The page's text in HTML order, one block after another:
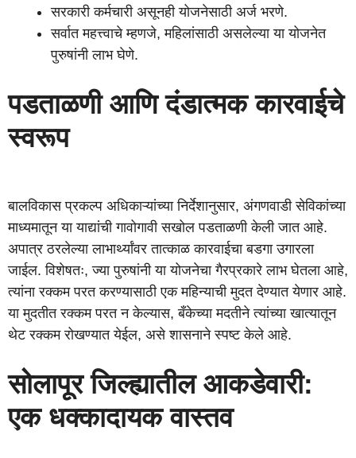
सरकारी कर्मचारी असूनही योजनेसाठी अर्ज भरणे.
सर्वात महत्त्वाचे म्हणजे, महिलांसाठी असलेल्या या योजनेत
पुरुषांनी लाभ घेणे.
पडताळणी आणि दंडात्मक कारवाईचे
स्वरूप
बालविकास प्रकल्प अधिकाऱ्यांच्या निर्देशानुसार, अंगणवाडी सेविकांच्या
माध्यमातून या याद्यांची गावोगावी सखोल पडताळणी केली जात आहे.
अपात्र ठरलेल्या लाभार्थ्यांवर तात्काळ कारवाईचा बडगा उगारला
जाईल. विशेषतः, ज्या पुरुषांनी या योजनेचा गैरप्रकारे लाभ घेतला आहे,
त्यांना रक्कम परत करण्यासाठी एक महिन्याची मुदत देण्यात येणार आहे.
या मुदतीत रक्कम परत न केल्यास, बँकेच्या मदतीने त्यांच्या खात्यातून
थेट रक्कम रोखण्यात येईल, असे शासनाने स्पष्ट केले आहे.
सोलापूर जिल्ह्यातील आकडेवारी:
एक धक्कादायक वास्तव